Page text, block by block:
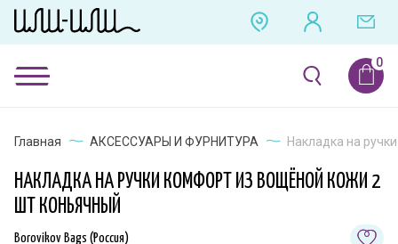
Главная АКСЕССУАРЫ И ФУРНИТУРА Накладка на
НАКЛАДКА НА РУЧКИ КОМФОРТ ИЗ ВОЩЁНОЙ КОЖИ 2
ШТ КОНЬЯЧНЫЙ
Borovikov Bags (Россия)